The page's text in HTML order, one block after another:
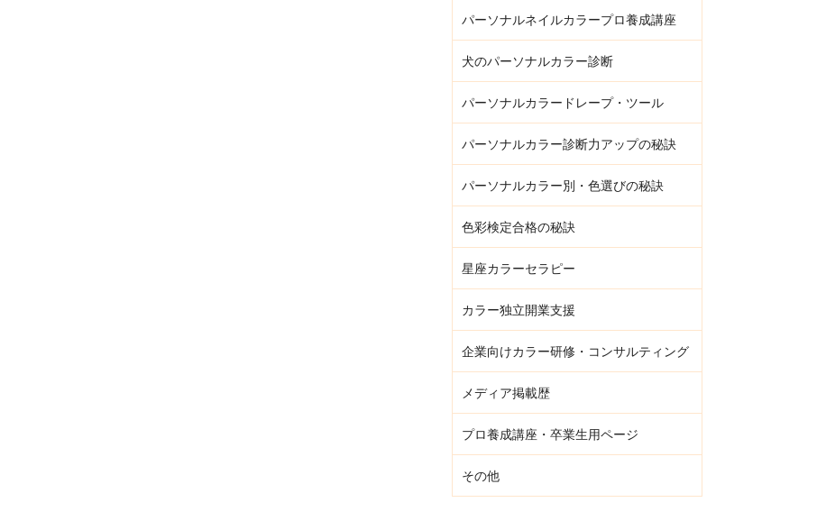
パーソナルネイルカラープロ養成講座
犬のパーソナルカラー診断
パーソナルカラードレープ・ツール
パーソナルカラー診断力アップの秘訣
パーソナルカラー別・色選びの秘訣
色彩検定合格の秘訣
星座カラーセラピー
カラー独立開業支援
企業向けカラー研修・コンサルティング
メディア掲載歴
プロ養成講座・卒業生用ページ
その他